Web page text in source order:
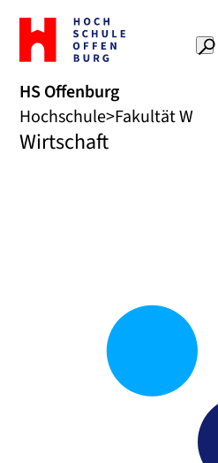
Zur
Startseite
Hochschule
Offenburg
HS Offenburg
Hochschule Fakultät W
Wirtschaft